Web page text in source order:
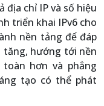
địa chỉ IP và số hiệu
triển khai IPv6 cho
nền tảng để đáp
tăng, hướng tới nền
hơn và phẳng
tạo có thể phát